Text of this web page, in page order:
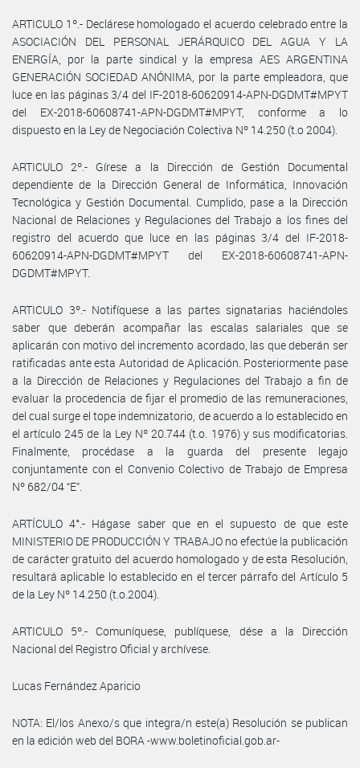
ARTICULO 1º.- Declárese homologado el acuerdo celebrado entre la
ASOCIACIÓN DEL PERSONAL JERÁRQUICO DEL AGUA Y LA
ENERGÍA, por la parte sindical y la empresa AES ARGENTINA
GENERACIÓN SOCIEDAD ANÓNIMA, por la parte empleadora, que
luce en las páginas 3/4 del IF-2018-60620914-APN-DGDMT#MPYT
del EX-2018-60608741-APN-DGDMT#MPYT, conforme a lo
dispuesto en la Ley de Negociación Colectiva Nº 14.250 (t.o 2004).
ARTICULO 2º.- Gírese a la Dirección de Gestión Documental
dependiente de la Dirección General de Informática, Innovación
Tecnológica y Gestión Documental. Cumplido, pase a la Dirección
Nacional de Relaciones y Regulaciones del Trabajo a los fines del
registro del acuerdo que luce en las páginas 3/4 del IF-2018-
60620914-APN-DGDMT#MPYT del EX-2018-60608741-APN-
DGDMT#MPYT.
ARTICULO 3º.- Notifíquese a las partes signatarias haciéndoles
saber que deberán acompañar las escalas salariales que se
aplicarán con motivo del incremento acordado, las que deberán ser
ratificadas ante esta Autoridad de Aplicación. Posteriormente pase
a la Dirección de Relaciones y Regulaciones del Trabajo a fin de
evaluar la procedencia de fijar el promedio de las remuneraciones,
del cual surge el tope indemnizatorio, de acuerdo a lo establecido en
el artículo 245 de la Ley Nº 20.744 (t.o. 1976) y sus modificatorias.
Finalmente, procédase a la guarda del presente legajo
conjuntamente con el Convenio Colectivo de Trabajo de Empresa
Nº 682/04 “E”.
ARTÍCULO 4°.- Hágase saber que en el supuesto de que este
MINISTERIO DE PRODUCCIÓN Y TRABAJO no efectúe la publicación
de carácter gratuito del acuerdo homologado y de esta Resolución,
resultará aplicable lo establecido en el tercer párrafo del Artículo 5
de la Ley Nº 14.250 (t.o.2004).
ARTICULO 5º.- Comuníquese, publíquese, dése a la Dirección
Nacional del Registro Oficial y archívese.
Lucas Fernández Aparicio
NOTA: El/los Anexo/s que integra/n este(a) Resolución se publican
en la edición web del BORA -www.boletinoficial.gob.ar-